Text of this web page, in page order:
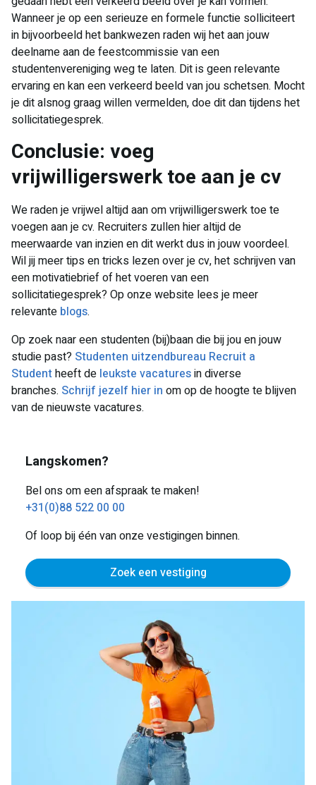
Wanneer je op een serieuze en formele functie solliciteert
in bijvoorbeeld het bankwezen raden wij het aan jouw
deelname aan de feestcommissie van een
studentenvereniging weg te laten. Dit is geen relevante
ervaring en kan een verkeerd beeld van jou schetsen. Mocht
je dit alsnog graag willen vermelden, doe dit dan tijdens het
sollicitatiegesprek.
​Conclusie: voeg
vrijwilligerswerk toe aan je cv
We raden je vrijwel altijd aan om vrijwilligerswerk toe te
voegen aan je cv. Recruiters zullen hier altijd de
meerwaarde van inzien en dit werkt dus in jouw voordeel.
Wil jij meer tips en tricks lezen over je cv, het schrijven van
een motivatiebrief of het voeren van een
sollicitatiegesprek? Op onze website lees je meer
relevante blogs.
Op zoek naar een studenten (bij)baan die bij jou en jouw
studie past? Studenten uitzendbureau Recruit a
Studentheeft de leukste vacaturesin diverse
branches. Schrijf jezelf hier in om op de hoogte te blijven
van de nieuwste vacatures.
Langskomen?
Bel ons om een afspraak te maken!
+31(0)88 522 00 00
Of loop bij één van onze vestigingen binnen.
Zoek een vestiging